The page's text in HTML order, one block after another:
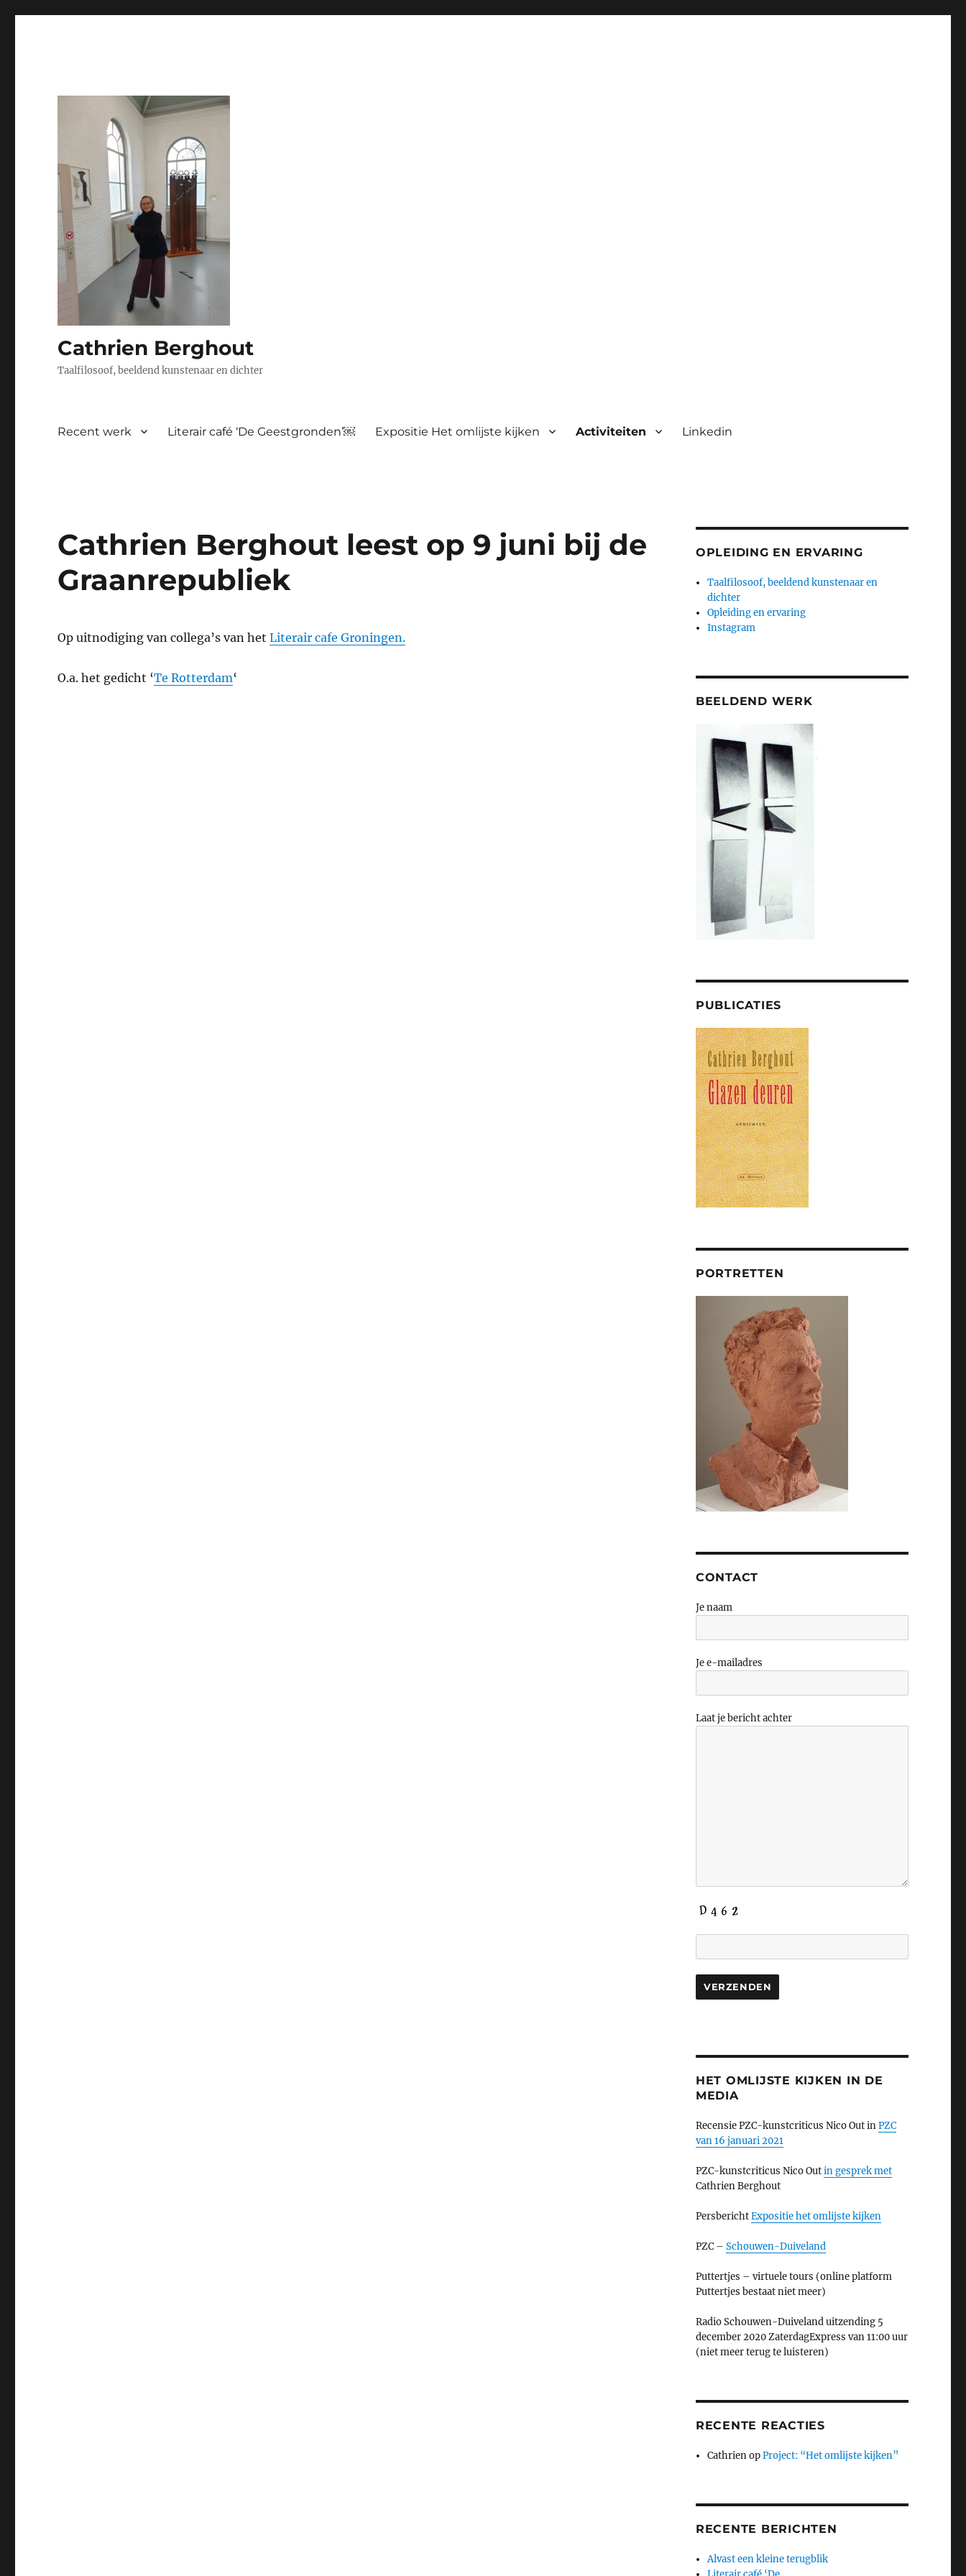
Cathrien Berghout
Taalfilosoof, beeldend kunstenaar en dichter
Recent werk Literair café ‘De Geestgronden’￼ Expositie Het omlijste kijken Activiteiten Linkedin
Cathrien Berghout leest op 9 juni bij de
Graanrepubliek
Op uitnodiging van collega’s van hetLiterair cafe Groningen.
O.a. het gedicht ‘Te Rotterdam‘
OPLEIDING EN ERVARING
Taalfilosoof, beeldend kunstenaar en
dichter
Opleiding en ervaring
Instagram
BEELDEND WERK
PUBLICATIES
PORTRETTEN
CONTACT
Je naam
Je e-mailadres
Laat je bericht achter
HET OMLIJSTE KIJKEN IN DE
MEDIA
Recensie PZC-kunstcriticus Nico Out inPZC
van 16 januari 2021
PZC-kunstcriticus Nico Outin gesprek met
Cathrien Berghout
PersberichtExpositie het omlijste kijken
PZC – Schouwen-Duiveland
Puttertjes – virtuele tours (online platform
Puttertjes bestaat niet meer)
Radio Schouwen-Duiveland uitzending 5
december 2020 ZaterdagExpress van 11:00 uur
(niet meer terug te luisteren)
RECENTE REACTIES
CathrienopProject: “Het omlijste kijken”
RECENTE BERICHTEN
Alvast een kleine terugblik